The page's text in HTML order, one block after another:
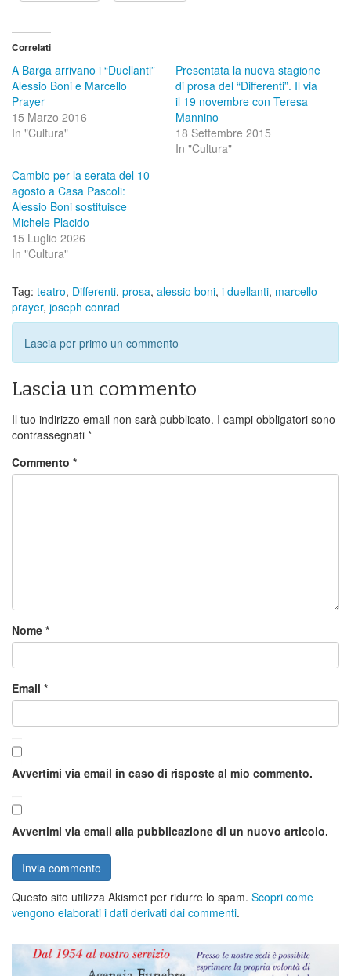
Correlati
A Barga arrivano i “Duellanti”
Alessio Boni e Marcello
Prayer
15 Marzo 2016
In "Cultura"
Presentata la nuova stagione
di prosa del “Differenti”. Il via
il 19 novembre con Teresa
Mannino
18 Settembre 2015
In "Cultura"
Cambio per la serata del 10
agosto a Casa Pascoli:
Alessio Boni sostituisce
Michele Placido
15 Luglio 2026
In "Cultura"
Tag: teatro, Differenti, prosa, alessio boni, i duellanti, marcello
prayer, joseph conrad
Lascia per primo un commento
Lascia un commento
Il tuo indirizzo email non sarà pubblicato. I campi obbligatori sono
contrassegnati *
Commento *
Nome *
Email *
Avvertimi via email in caso di risposte al mio commento.
Avvertimi via email alla pubblicazione di un nuovo articolo.
Questo sito utilizza Akismet per ridurre lo spam. Scopri come
vengono elaborati i dati derivati dai commenti.